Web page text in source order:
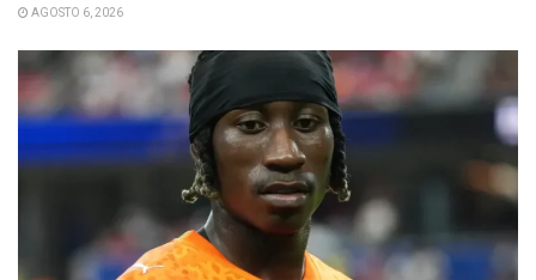
AGOSTO 6, 2026